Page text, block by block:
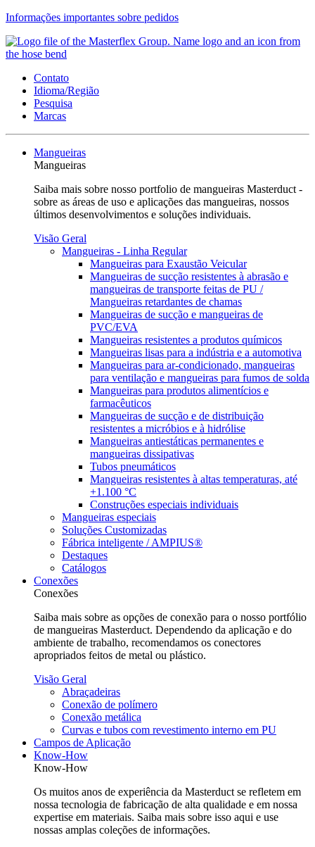
Informações importantes sobre pedidos
Contato
Idioma/Região
Pesquisa
Marcas
Mangueiras
Mangueiras
Saiba mais sobre nosso portfolio de mangueiras Masterduct -
sobre as áreas de uso e aplicações das mangueiras, nossos
últimos desenvolvimentos e soluções individuais.
Visão Geral
Mangueiras - Linha Regular
Mangueiras para Exaustão Veicular
Mangueiras de sucção resistentes à abrasão e
mangueiras de transporte feitas de PU /
Mangueiras retardantes de chamas
Mangueiras de sucção e mangueiras de
PVC/EVA
Mangueiras resistentes a produtos químicos
Mangueiras lisas para a indústria e a automotiva
Mangueiras para ar-condicionado, mangueiras
para ventilação e mangueiras para fumos de solda
Mangueiras para produtos alimentícios e
farmacêuticos
Mangueiras de sucção e de distribuição
resistentes a micróbios e à hidrólise
Mangueiras antiestáticas permanentes e
mangueiras dissipativas
Tubos pneumáticos
Mangueiras resistentes à altas temperaturas, até
+1.100 °C
Construções especiais individuais
Mangueiras especiais
Soluções Customizadas
Fábrica inteligente / AMPIUS®
Destaques
Catálogos
Conexões
Conexões
Saiba mais sobre as opções de conexão para o nosso portfólio
de mangueiras Masterduct. Dependendo da aplicação e do
ambiente de trabalho, recomendamos os conectores
apropriados feitos de metal ou plástico.
Visão Geral
Abraçadeiras
Conexão de polímero
Conexão metálica
Curvas e tubos com revestimento interno em PU
Campos de Aplicação
Know-How
Know-How
Os muitos anos de experiência da Masterduct se refletem em
nossa tecnologia de fabricação de alta qualidade e em nossa
expertise em materiais. Saiba mais sobre isso aqui e use
nossas amplas coleções de informações.